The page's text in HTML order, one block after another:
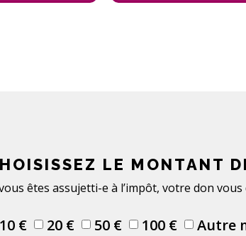
LE MONTANT
êtes assujetti-e à l’impôt, votre don
10 € 20 € 50 € 100 € Autre